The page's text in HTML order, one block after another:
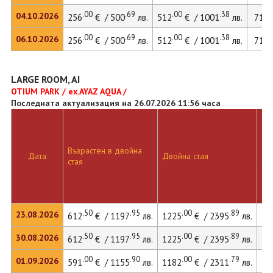
04.10.2026
06.10.2026
256.00€ / 500.69 лв. 512.00€ / 1001.38 лв. 716
256.00€ / 500.69 лв. 512.00€ / 1001.38 лв. 716
LARGE ROOM, AI
OTIUM PARK / ex.AYAZ AQUA /
Последната актуализация на 26.07.2026 11:56 часа
Дата
23.08.2026
30.08.2026
01.09.2026
Възрастен в двойна
стая
Двойна стая
612.50€ / 1197.95 лв. 1225.00€ / 2395.89 лв.
612.50€ / 1197.95 лв. 1225.00€ / 2395.89 лв.
591.00€ / 1155.90лв. 1182.00€ / 2311.79 лв.